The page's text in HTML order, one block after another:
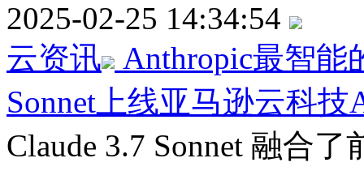
2025-02-25 14:34:54
云资讯
Anthropic最智能
Sonnet上线亚马逊云科技
Claude 3.7 Sonnet 融合